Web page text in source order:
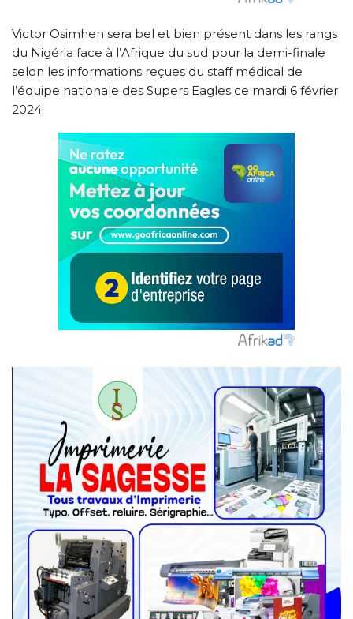
Victor Osimhen sera bel et bien présent dans les rangs
du Nigéria face à l’Afrique du sud pour la demi-finale
selon les informations reçues du staff médical de
l’équipe nationale des Supers Eagles ce mardi 6 février
2024.